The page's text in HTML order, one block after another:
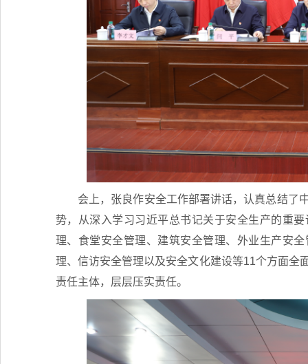
会上，张良作安全工作部署讲话，认真总结了
势，从深入学习习近平总书记关于安全生产的重
理、食堂安全管理、建筑安全管理、外业生产安
理、信访安全管理以及安全文化建设等11个方面全
责任主体，层层压实责任。